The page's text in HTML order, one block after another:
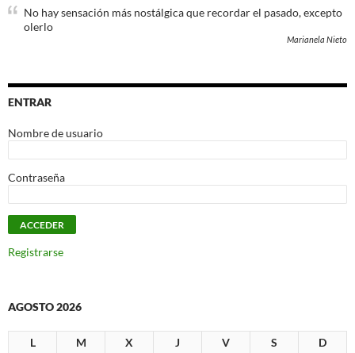
No hay sensación más nostálgica que recordar el pasado, excepto
olerlo
Marianela Nieto
ENTRAR
Nombre de usuario
Contraseña
Registrarse
AGOSTO 2026
L M X J V S
D